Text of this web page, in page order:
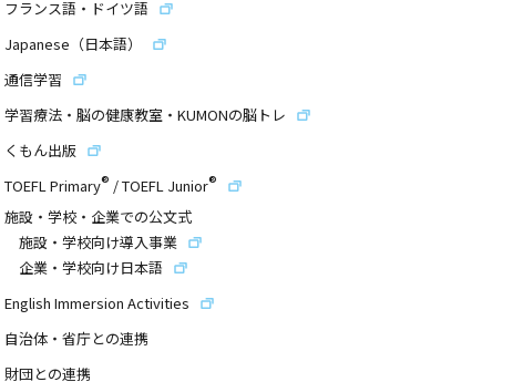
フランス語・ドイツ語
Japanese（日本語）
通信学習
学習療法・脳の健康教室・KUMONの脳トレ
くもん出版
TOEFL Primary® /TOEFL Junior®
施設・学校・企業での公文式
施設・学校向け導入事業
企業・学校向け日本語
English Immersion Activities
自治体・省庁との連携
財団との連携